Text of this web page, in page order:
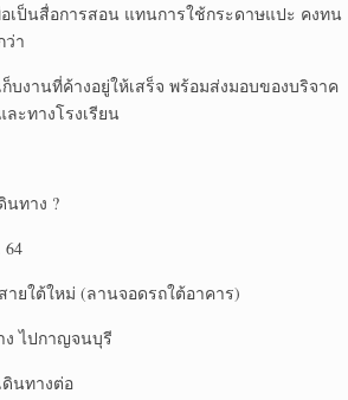
อเป็นสื่อการสอน แทนการใช้กระดาษ​แปะ คงทน
ว่า​
ก็บงานที่ค้างอยู่ให้เสร็จ พร้อมส่งมอบของบริจาค
ะทางโรงเรียน
นทาง​ ?
64
ายใต้ใหม่ (ลานจอดรถใต้อาคาร)​
ง ไปกาญจนบุรี​
ดินทางต่อ